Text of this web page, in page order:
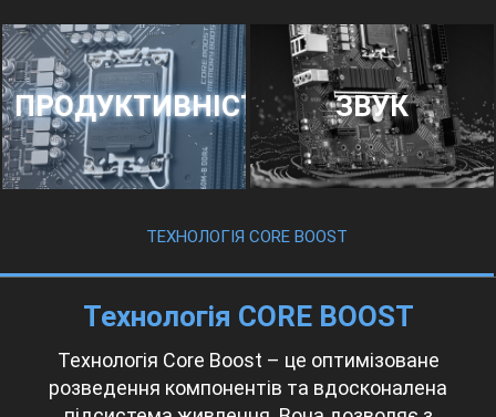
ПРОДУКТИВНІСТЬ ЗВУК
ТЕХНОЛОГІЯ CORE BOOST
Технологія CORE BOOST
Технологія Core Boost – це оптимізоване
розведення компонентів та вдосконалена